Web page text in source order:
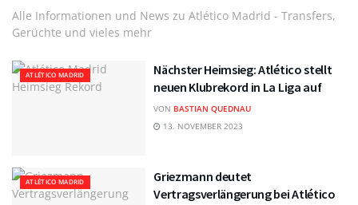
Alle Informationen und News zu Atlético Madrid - Transfers,
Gerüchte und vieles mehr
ATLÉTICO MADRID
Nächster Heimsieg: Atlético stellt
neuen Klubrekord in La Liga auf
VON BASTIAN QUEDNAU
13. NOVEMBER 2023
ATLÉTICO MADRID
Griezmann deutet
Vertragsverlängerung bei Atlético